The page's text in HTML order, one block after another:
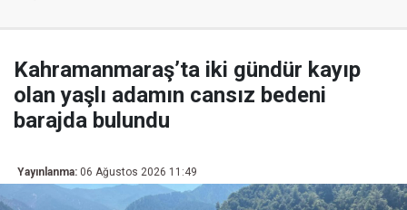
Kahramanmaraş’ta iki gündür kayıp
olan yaşlı adamın cansız bedeni
barajda bulundu
Yayınlanma: 06 Ağustos 2026 11:49